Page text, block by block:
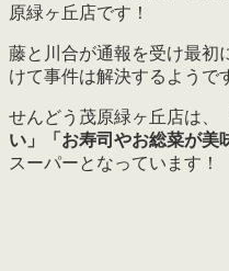
原緑ヶ丘店です！
藤と川合が通報を受け最初
けて事件は解決するようで
せんどう茂原緑ヶ丘店は、
い」「お寿司やお総菜が美
スーパーとなっています！